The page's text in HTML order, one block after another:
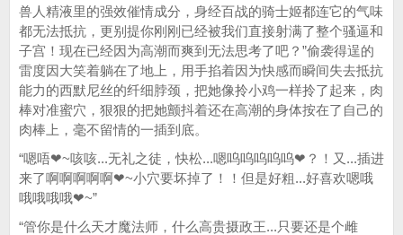
兽人精液里的强效催情成分，身经百战的骑士姬都连它的气味
都无法抵抗，更别提你刚刚已经被我们直接射满了整个骚逼和
子宫！现在已经因为高潮而爽到无法思考了吧？”偷袭得逞的
雷度因大笑着躺在了地上，用手掐着因为快感而瞬间失去抵抗
能力的西默尼丝的纤细脖颈，把她像拎小鸡一样拎了起来，肉
棒对准蜜穴，狠狠的把她颤抖着还在高潮的身体按在了自己的
肉棒上，毫不留情的一插到底。
“嗯唔❤~咳咳...无礼之徒，快松...嗯呜呜呜呜呜❤？！又...插进
来了啊啊啊啊啊❤~小穴要坏掉了！！但是好粗...好喜欢嗯哦
哦哦哦哦❤~”
“管你是什么天才魔法师，什么高贵摄政王...只要还是个雌